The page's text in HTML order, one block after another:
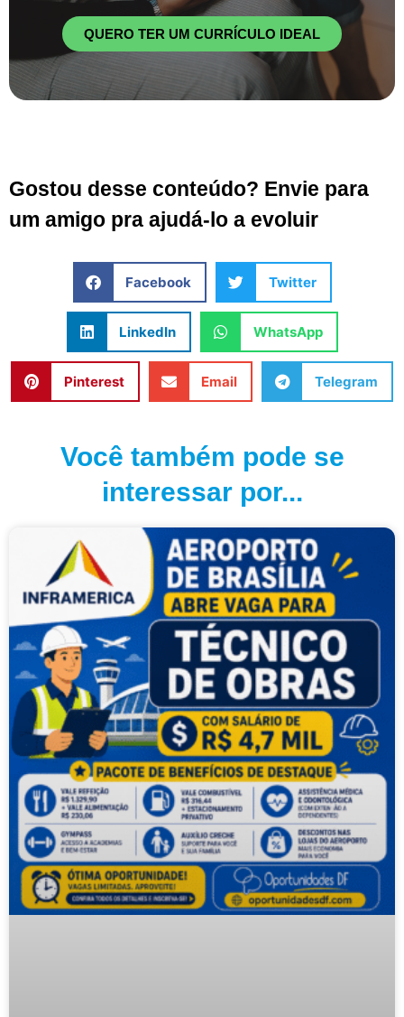
QUERO TER UM CURRÍCULO IDEAL
Gostou desse conteúdo? Envie para
um amigo pra ajudá-lo a evoluir
Facebook Twitter
LinkedIn WhatsApp
Pinterest Email Telegram
Você também pode se
interessar por...